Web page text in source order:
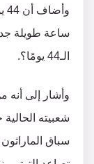
ساعة طويلة
الـ44 يومًا؟.
وأشار إلى
شعبيته
سباق